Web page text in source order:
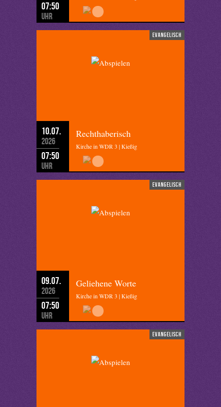
07:50
Uhr
evangelisch
10.07.
2026
07:50
Uhr
Rechthaberisch
Kirche in WDR 3 | Kießig
evangelisch
09.07.
2026
07:50
Uhr
Geliehene Worte
Kirche in WDR 3 | Kießig
evangelisch